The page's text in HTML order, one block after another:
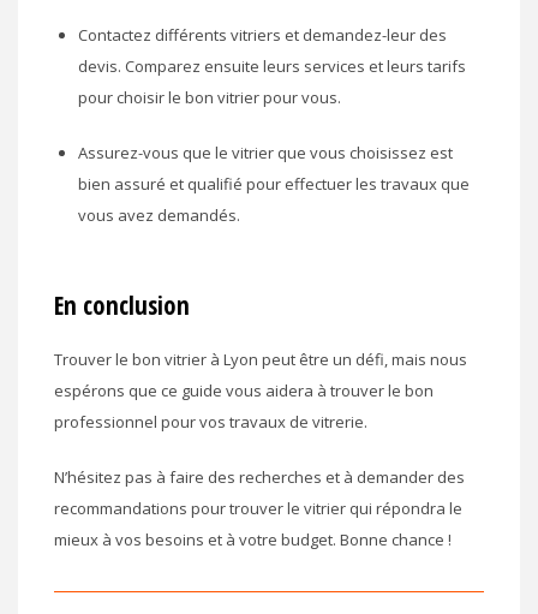
Contactez différents vitriers et demandez-leur des
devis. Comparez ensuite leurs services et leurs tarifs
pour choisir le bon vitrier pour vous.
Assurez-vous que le vitrier que vous choisissez est
bien assuré et qualifié pour effectuer les travaux que
vous avez demandés.
En conclusion
Trouver le bon vitrier à Lyon peut être un défi, mais nous
espérons que ce guide vous aidera à trouver le bon
professionnel pour vos travaux de vitrerie.
N’hésitez pas à faire des recherches et à demander des
recommandations pour trouver le vitrier qui répondra le
mieux à vos besoins et à votre budget. Bonne chance !